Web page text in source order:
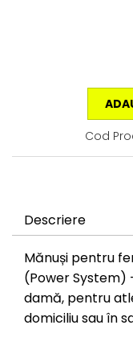
Cod
Descriere
Mănuși pentru
(Power System)
damă, pentru
domiciliu sau în